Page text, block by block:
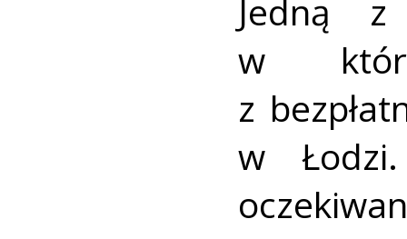
Jedną
w
z
w Łodzi.